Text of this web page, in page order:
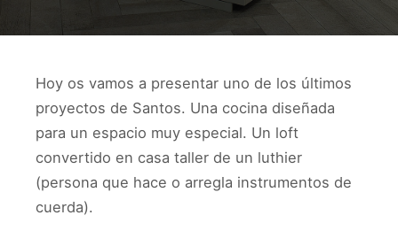
Hoy os vamos a presentar uno de los últimos
proyectos de Santos. Una cocina diseñada
para un espacio muy especial. Un loft
convertido en casa taller de un luthier
(persona que hace o arregla instrumentos de
cuerda).